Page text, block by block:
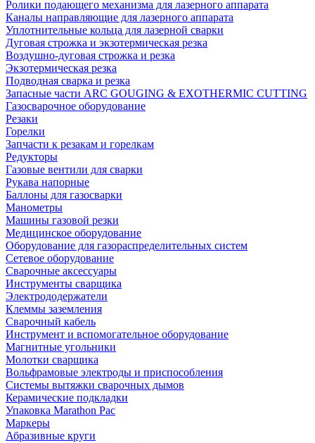
Ролики подающего механизма для лазерного аппарата
Каналы направляющие для лазерного аппарата
Уплотнительные кольца для лазерной сварки
Дуговая строжка и экзотермическая резка
Воздушно-дуговая строжка и резка
Экзотермическая резка
Подводная сварка и резка
Запасные части ARC GOUGING & EXOTHERMIC CUTTING
Газосварочное оборудование
Резаки
Горелки
Запчасти к резакам и горелкам
Редукторы
Газовые вентили для сварки
Рукава напорные
Баллоны для газосварки
Манометры
Машины газовой резки
Медицинское оборудование
Оборудование для газораспределительных систем
Сетевое оборудование
Сварочные аксессуары
Инструменты сварщика
Электрододержатели
Клеммы заземления
Сварочный кабель
Инструмент и вспомогательное оборудование
Магнитные угольники
Молотки сварщика
Вольфрамовые электроды и приспособления
Системы вытяжки сварочных дымов
Керамические подкладки
Упаковка Marathon Pac
Маркеры
Абразивные круги